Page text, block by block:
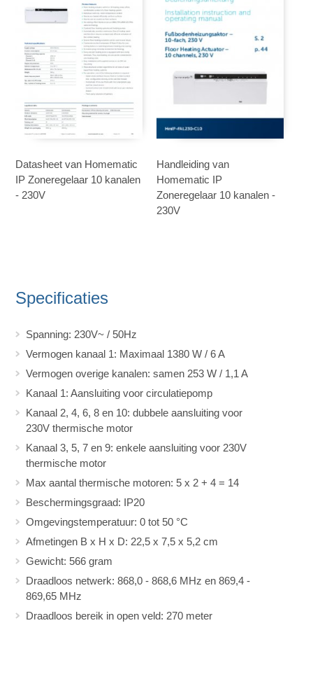
Datasheet van Homematic
IP Zoneregelaar 10 kanalen
- 230V
Handleiding van
Homematic IP
Zoneregelaar 10 kanalen -
230V
Specificaties
Spanning: 230V~ / 50Hz
Vermogen kanaal 1: Maximaal 1380 W / 6 A
Vermogen overige kanalen: samen 253 W / 1,1 A
Kanaal 1: Aansluiting voor circulatiepomp
Kanaal 2, 4, 6, 8 en 10: dubbele aansluiting voor
230V thermische motor
Kanaal 3, 5, 7 en 9: enkele aansluiting voor 230V
thermische motor
Max aantal thermische motoren: 5 x 2 + 4 = 14
Beschermingsgraad: IP20
Omgevingstemperatuur: 0 tot 50 °C
Afmetingen B x H x D: 22,5 x 7,5 x 5,2 cm
Gewicht: 566 gram
Draadloos netwerk: 868,0 - 868,6 MHz en 869,4 -
869,65 MHz
Draadloos bereik in open veld: 270 meter